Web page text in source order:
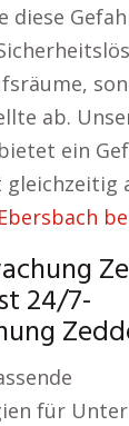
diese
ab.
ein
24/7-
für